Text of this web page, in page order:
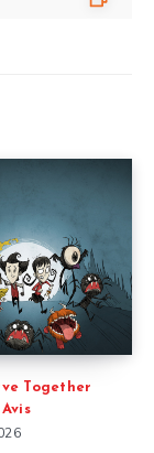
Together